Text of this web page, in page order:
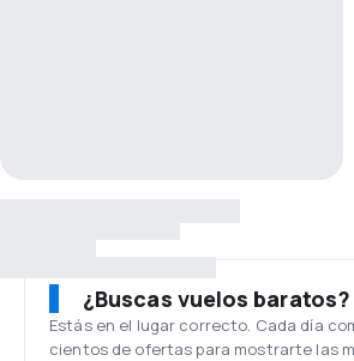
¿Buscas vuelos baratos?
Estás en el lugar correcto. Cada día
cientos de ofertas para mostrarte las